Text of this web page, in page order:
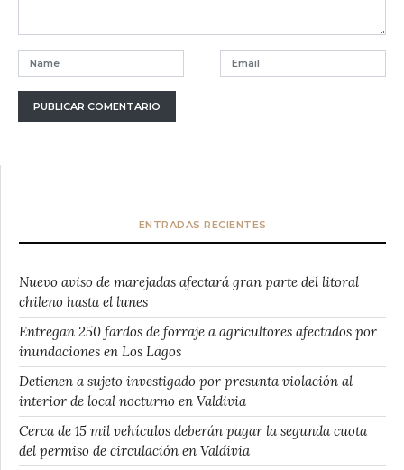
ENTRADAS RECIENTES
Nuevo aviso de marejadas afectará gran parte del litoral
chileno hasta el lunes
Entregan 250 fardos de forraje a agricultores afectados por
inundaciones en Los Lagos
Detienen a sujeto investigado por presunta violación al
interior de local nocturno en Valdivia
Cerca de 15 mil vehículos deberán pagar la segunda cuota
del permiso de circulación en Valdivia